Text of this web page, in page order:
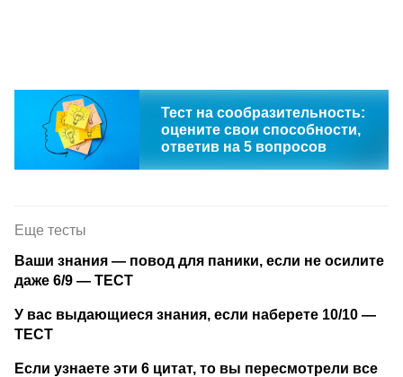
Тест на сообразительность:
оцените свои способности,
ответив на 5 вопросов
Еще тесты
Ваши знания — повод для паники, если не осилите
даже 6/9 — ТЕСТ
У вас выдающиеся знания, если наберете 10/10 —
ТЕСТ
Если узнаете эти 6 цитат, то вы пересмотрели все